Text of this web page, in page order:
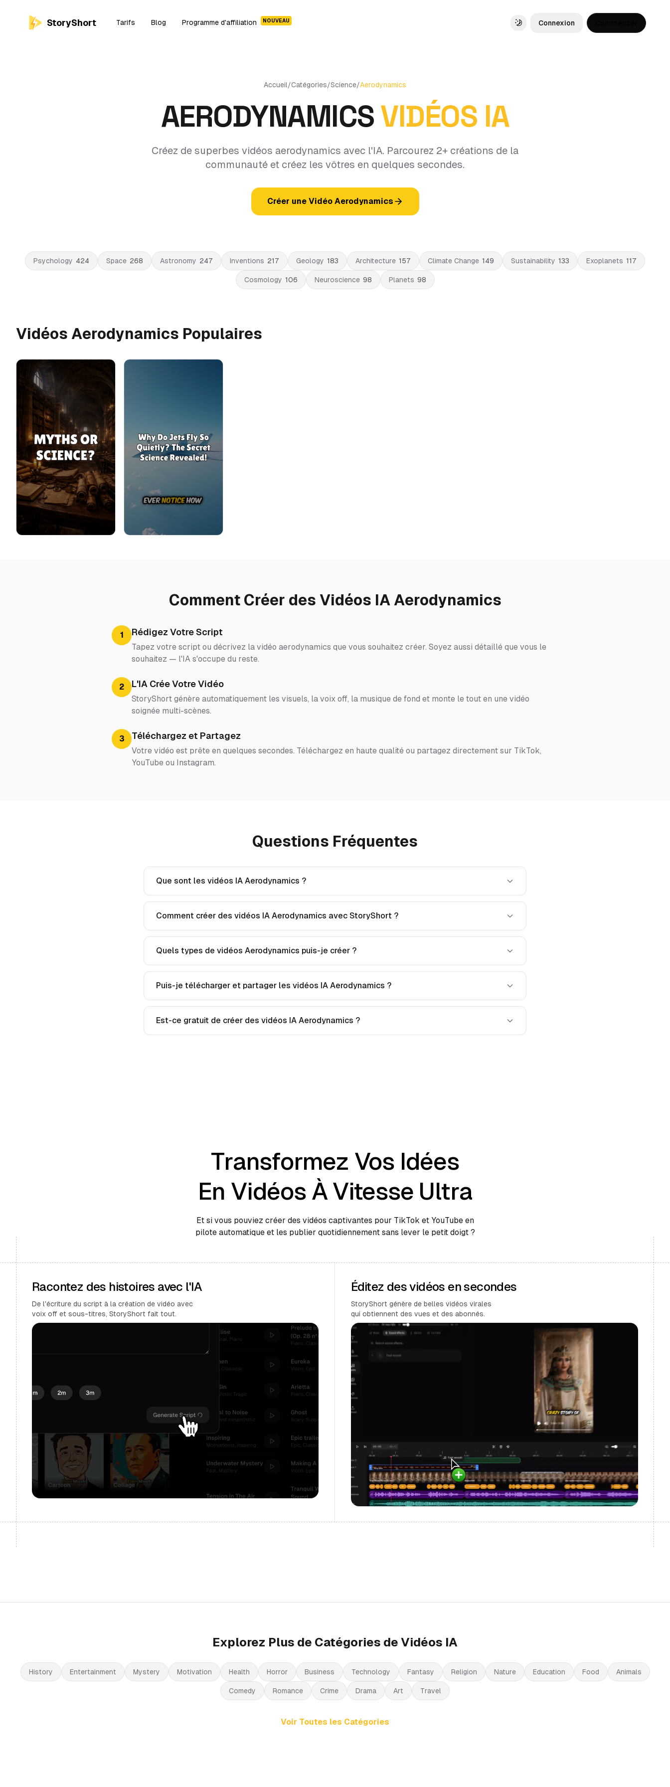
StoryShort Tarifs Blog Programme d'affiliation NOUVEAU
Toggle theme
Connexion
Accueil/Catégories/Science/Aerodynamics
AERODYNAMICSVIDÉOS IA
Créez de superbes vidéos aerodynamics avec l'IA. Parcourez 2+ créations de la
communauté et créez les vôtres en quelques secondes.
Créer une Vidéo Aerodynamics
Psychology 424 Space 268 Astronomy 247 Inventions 217 Geology 183 Architecture 157 Climate Change 149 Sustainability 133 Exoplanets 117
Cosmology 106 Neuroscience 98 Planets 98
Vidéos Aerodynamics Populaires
Comment Créer des Vidéos IA Aerodynamics
1 Rédigez Votre Script
Tapez votre script ou décrivez la vidéo aerodynamics que vous souhaitez créer. Soyez aussi détaillé que vous le
souhaitez — l'IA s'occupe du reste.
2 L'IA Crée Votre Vidéo
StoryShort génère automatiquement les visuels, la voix off, la musique de fond et monte le tout en une vidéo
soignée multi-scènes.
3 Téléchargez et Partagez
Votre vidéo est prête en quelques secondes. Téléchargez en haute qualité ou partagez directement sur TikTok,
YouTube ou Instagram.
Questions Fréquentes
Que sont les vidéos IA Aerodynamics ?
Comment créer des vidéos IA Aerodynamics avec StoryShort ?
Quels types de vidéos Aerodynamics puis-je créer ?
Puis-je télécharger et partager les vidéos IA Aerodynamics ?
Est-ce gratuit de créer des vidéos IA Aerodynamics ?
Transformez Vos Idées
En Vidéos À Vitesse Ultra
Et si vous pouviez créer des vidéos captivantes pour TikTok et YouTube en
pilote automatique et les publier quotidiennement sans lever le petit doigt ?
Racontez des histoires avec l'IA
De l'écriture du script à la création de vidéo avec
voix off et sous-titres, StoryShort fait tout.
Éditez des vidéos en secondes
StoryShort génère de belles vidéos virales
qui obtiennent des vues et des abonnés.
Explorez Plus de Catégories de Vidéos IA
History Entertainment Mystery Motivation Health Horror Business Technology Fantasy Religion Nature Education Food Animals
Comedy Romance Crime Drama Art Travel
Voir Toutes les Catégories